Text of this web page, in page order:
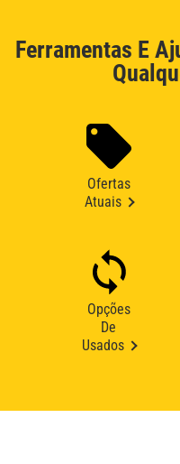
Ferramentas E
Ofertas
Atuais
Opções
De
Usados